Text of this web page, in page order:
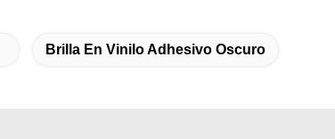
Brilla En Vinilo Adhesivo Oscuro